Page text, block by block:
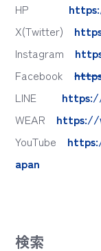
HP
X(Twitter)
Instagram
Facebook
LINE
WEAR https://
YouTube
apan
検索